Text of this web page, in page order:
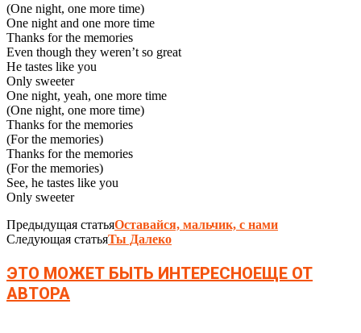
(One night, one more time)
One night and one more time
Thanks for the memories
Even though they weren’t so great
He tastes like you
Only sweeter
One night, yeah, one more time
(One night, one more time)
Thanks for the memories
(For the memories)
Thanks for the memories
(For the memories)
See, he tastes like you
Only sweeter
Предыдущая статьяОставайся, мальчик, с нами
Следующая статьяТы Далеко
ЭТО МОЖЕТ БЫТЬ ИНТЕРЕСНОЕЩЕ ОТ
АВТОРА